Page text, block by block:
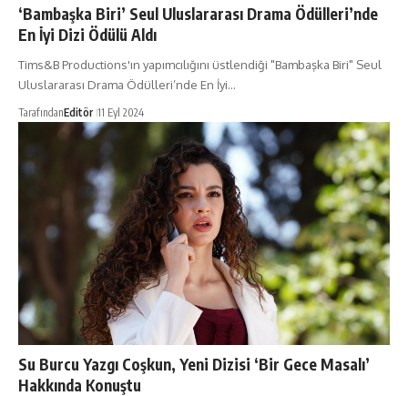
‘Bambaşka Biri’ Seul Uluslararası Drama Ödülleri’nde
En İyi Dizi Ödülü Aldı
Tims&B Productions'ın yapımcılığını üstlendiği "Bambaşka Biri" Seul
Uluslararası Drama Ödülleri’nde En İyi…
TarafındanEditör 11 Eyl 2024
Su Burcu Yazgı Coşkun, Yeni Dizisi ‘Bir Gece Masalı’
Hakkında Konuştu